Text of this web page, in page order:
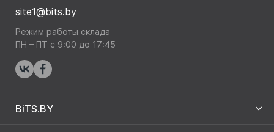
site1@bits.by
Режим работы склада
ПН – ПТ с 9:00 до 17:45
BiTS.BY